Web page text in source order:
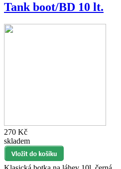
Tank boot/BD 10 lt.
270 Kč
skladem